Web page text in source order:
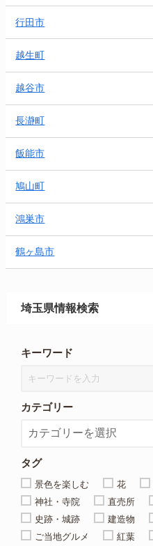
行田市
越生町
越谷市
長瀞町
飯能市
鳩山町
鴻巣市
鶴ヶ島市
埼玉県情報検索
キーワード
カテゴリー
タグ
景色を楽しむ 花
神社・寺院
直売所
史跡・城跡
建造物
ご当地グルメ
紅葉